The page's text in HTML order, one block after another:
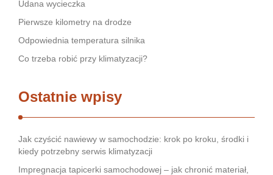
Udana wycieczka
Pierwsze kilometry na drodze
Odpowiednia temperatura silnika
Co trzeba robić przy klimatyzacji?
Ostatnie wpisy
Jak czyścić nawiewy w samochodzie: krok po kroku, środki i
kiedy potrzebny serwis klimatyzacji
Impregnacja tapicerki samochodowej – jak chronić materiał,